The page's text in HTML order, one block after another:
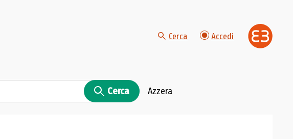
Cerca Accedi
Cerca Azzera